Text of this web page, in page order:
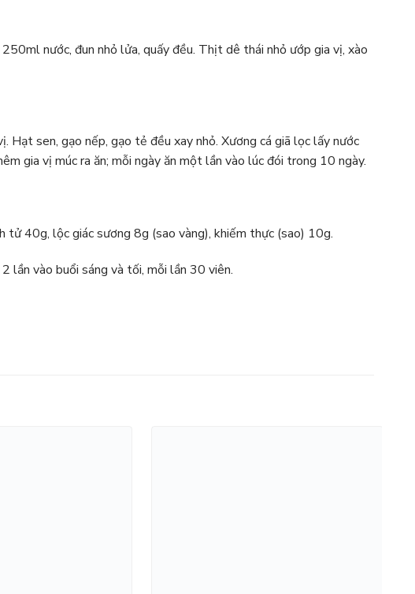
nước, đun nhỏ lửa, quấy đều. Thịt dê thái nhỏ ướp gia vị, xào
sen, gạo nếp, gạo tẻ đều xay nhỏ. Xương cá giã lọc lấy nước
gia vị múc ra ăn; mỗi ngày ăn một lần vào lúc đói trong 10 ngày.
40g, lộc giác sương 8g (sao vàng), khiếm thực (sao) 10g.
lần vào buổi sáng và tối, mỗi lần 30 viên.